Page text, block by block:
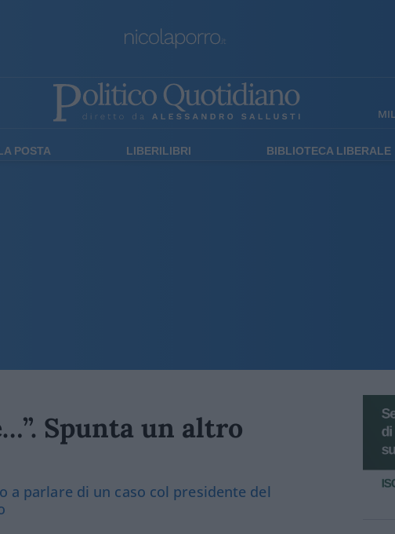
POSTA LIBERILIBRI BIBLIOTECA LIBERALE
Spunta un altro
a parlare di un caso col presidente del